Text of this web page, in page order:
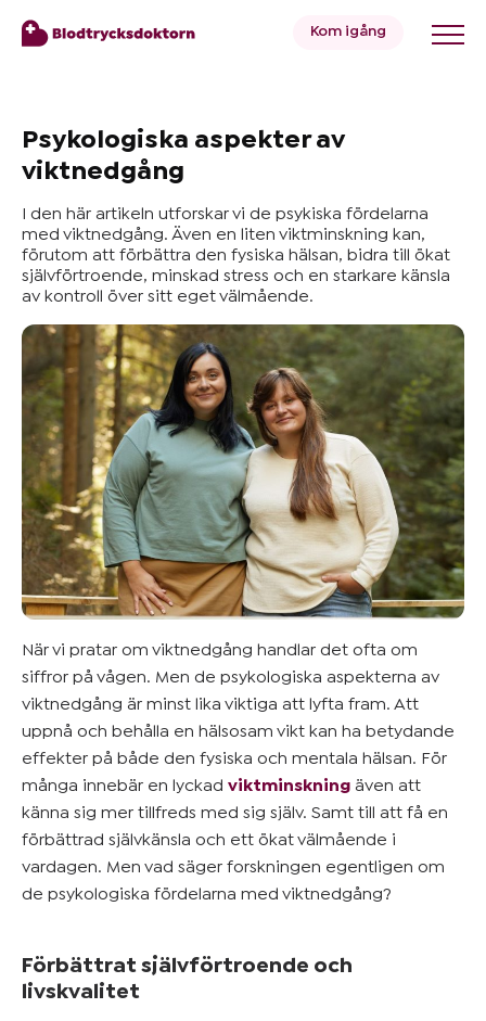
Blodtryck
Övervikt
Priser
Hälsa
&
Livsstil
Mer om
blodtryck
&
övervikt
Kom
igång
Kom igång
Psykologiska aspekter av
viktnedgång
I den här artikeln utforskar vi de psykiska fördelarna
med viktnedgång. Även en liten viktminskning kan,
förutom att förbättra den fysiska hälsan, bidra till ökat
självförtroende, minskad stress och en starkare känsla
av kontroll över sitt eget välmående.
När vi pratar om viktnedgång handlar det ofta om
siffror på vågen. Men de psykologiska aspekterna av
viktnedgång är minst lika viktiga att lyfta fram. Att
uppnå och behålla en hälsosam vikt kan ha betydande
effekter på både den fysiska och mentala hälsan. För
många innebär en lyckad viktminskning även att
känna sig mer tillfreds med sig själv. Samt till att få en
förbättrad självkänsla och ett ökat välmående i
vardagen. Men vad säger forskningen egentligen om
de psykologiska fördelarna med viktnedgång?
Förbättrat självförtroende och
livskvalitet